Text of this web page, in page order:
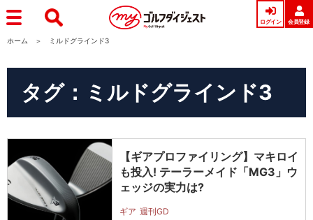
ログイン 会員登録
ホーム ミルドグラインド3
タグ：ミルドグラインド3
【ギアプロファイリング】マキロイ
も投入! テーラーメイド「MG3」ウ
ェッジの実力は?
ギア 週刊GD